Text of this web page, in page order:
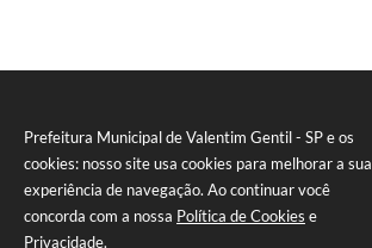
Prefeitura Municipal de Valentim Gentil - SP e os
cookies: nosso site usa cookies para melhorar a sua
experiência de navegação. Ao continuar você
concorda com a nossa Política de Cookies e
Privacidade.